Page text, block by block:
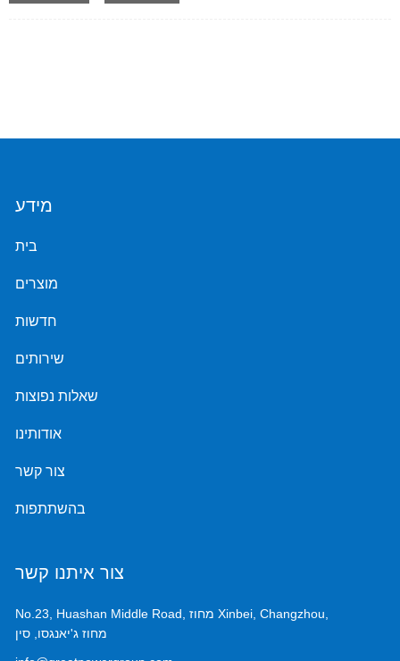
מידע
בית
מוצרים
חדשות
שירותים
שאלות נפוצות
אודותינו
צור קשר
בהשתתפות
צור איתנו קשר
No.23, Huashan Middle Road, מחוז Xinbei, Changzhou,
מחוז ג'יאנגסו, סין